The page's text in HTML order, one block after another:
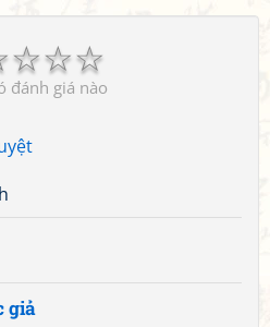
☆
☆
☆
đánh giá nào
giả